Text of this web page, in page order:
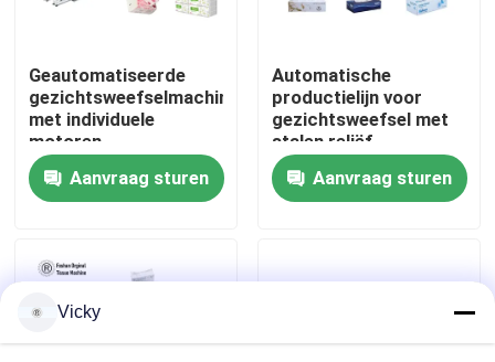
Neem contact met ons op
Nieuws
VR
Papieren zakdoekjeproductielijn
Geautomatiseerde
gezichtsweefselmachine
met individuele
motoren,
frequentieomzetters
en
lamineertechnologie
Aanvraag sturen
Automatische
productielijn voor
gezichtsweefsel met
stalen reliëf
Aanvraag sturen
Vicky